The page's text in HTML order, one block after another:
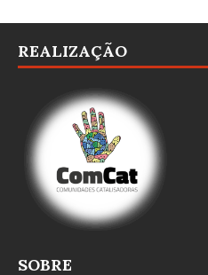
REALIZAÇÃO
SOBRE